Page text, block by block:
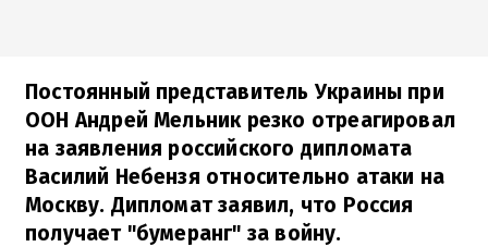
Постоянный представитель Украины при
ООН Андрей Мельник резко отреагировал
на заявления российского дипломата
Василий Небензя относительно атаки на
Москву. Дипломат заявил, что Россия
получает "бумеранг" за войну.